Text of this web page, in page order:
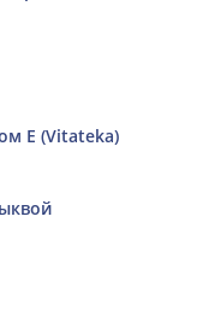
Е (Vitateka)